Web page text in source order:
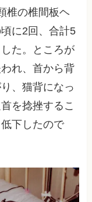
椎の椎間板ヘ
に2回、合計5
た。ところが
れ、首から背
、猫背になっ
を捻挫するこ
下したので